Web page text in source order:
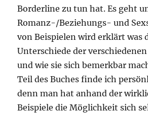
Borderline zu tun hat. Es geht
Romanz-/Beziehungs- und
von Beispielen wird erklärt was
Unterschiede der
und wie sie sich bemerkbar
Teil des Buches finde ich
denn man hat anhand der
Beispiele die Möglichkeit sich